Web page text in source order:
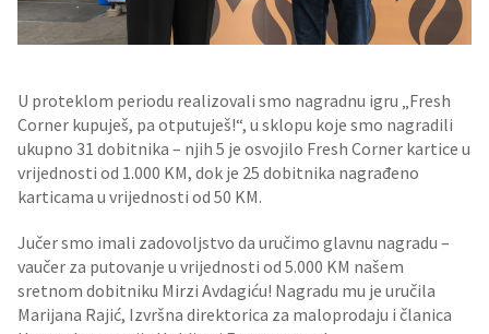
U proteklom periodu realizovali smo nagradnu igru „Fresh
Corner kupuješ, pa otputuješ!“, u sklopu koje smo nagradili
ukupno 31 dobitnika – njih 5 je osvojilo Fresh Corner kartice u
vrijednosti od 1.000 KM, dok je 25 dobitnika nagrađeno
karticama u vrijednosti od 50 KM.
Jučer smo imali zadovoljstvo da uručimo glavnu nagradu –
vaučer za putovanje u vrijednosti od 5.000 KM našem
sretnom dobitniku Mirzi Avdagiću! Nagradu mu je uručila
Marijana Rajić, Izvršna direktorica za maloprodaju i članica